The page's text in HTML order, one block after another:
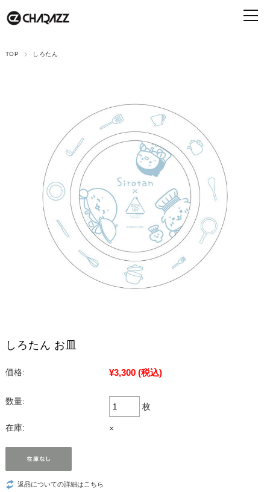
TOP しろたん
しろたん お皿
価格: ¥3,300 (税込)
数量:
枚
在庫: ×
返品についての詳細はこちら